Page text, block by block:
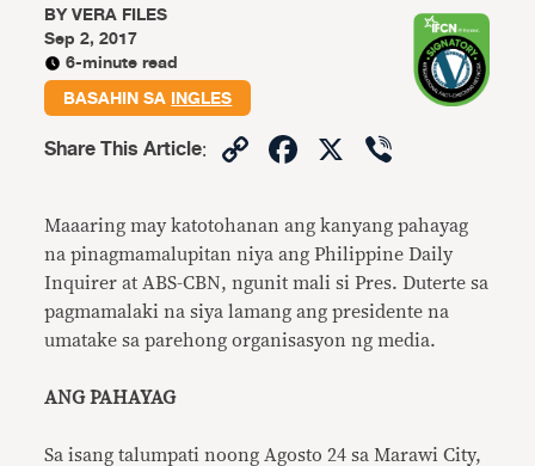
BYVERA FILES
Sep 2, 2017
6-minute read
BASAHIN SAINGLES
Share This Article: CopyFacebook
X
Maaaring may katotohanan ang kanyang pahayag
na pinagmamalupitan niya ang Philippine Daily
Inquirer at ABS-CBN, ngunit mali si Pres. Duterte sa
pagmamalaki na siya lamang ang presidente na
umatake sa parehong organisasyon ng media.
ANG PAHAYAG
Sa isang talumpati noong Agosto 24 sa Marawi City,